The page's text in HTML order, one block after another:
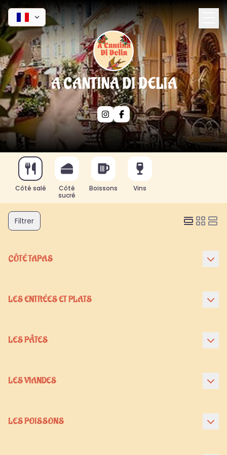
A CANTINA DI DELIA
Côté salé
Côté
sucré
Boissons Vins
Filtrer
CÔTÉ TAPAS
LES ENTRÉES ET PLATS
LES PÂTES
LES VIANDES
LES POISSONS